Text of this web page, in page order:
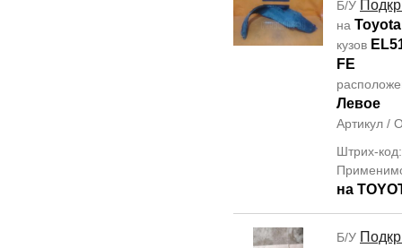
Б/У
на
кузов
FE
Левое
Артикул /
Штрих-
на
Б/У